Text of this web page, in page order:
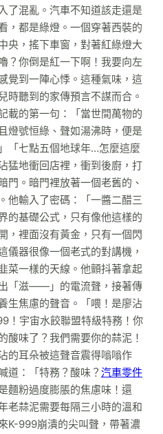
了混亂。汽車不知道該走還是
，都是綠燈。一個穿著西裝的
央，搖下車窗，對著紅綠燈大
？你倒是紅一下啊！我要向左
覺到一陣心悸。這種氣味，這
時聽到的家傳預言不謀而合。
載的第一句：「當世間萬物的
燈號恒綠、聲如湯沸時，便是
「七點五個地球年…怎麼這麼
猛地衝回店裡，衝到後廚，打
門。暗門裡放著一個老舊的、
他輸入了密碼：「一醬二醋三
的基礎公式，只有像他這樣的
，裡面沒有黃金，只有一個閃
儀器很像一個老式的對講機，
菜一樣的天線。他顫抖著拿起
「滋——」的電流聲，接著傳
生焦慮的聲音。「喂！是廖沾
！宇宙水餃聯盟特級特務！你
酸味了？我們需要你的蒜泥！
的耳朵被這聲音震得嗡嗡作
道：「特務？酸味？ 汽車零件
麵粉過度膨脹的焦慮味！還
老蒜泥需要每隔三小時的溫和
K-999崩潰的尖叫聲，帶著濃